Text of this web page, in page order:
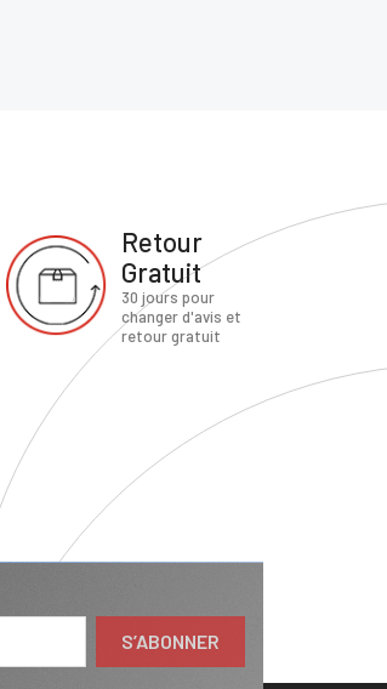
Retour
Gratuit
30 jours pour
changer d'avis et
retour gratuit